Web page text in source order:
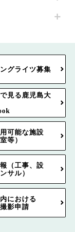
グライツ募集
見る鹿児島大
可能な施設
等）
（工事、設
サル）
における
影申請